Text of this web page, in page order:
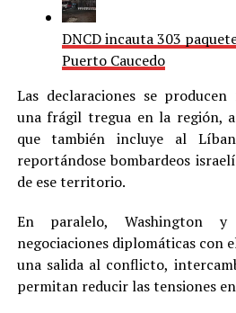
DNCD incauta 303
Puerto Caucedo
Las declaraciones se
una frágil tregua en la región,
que también incluye al
reportándose bombardeos
de ese territorio.
En paralelo, Washington y
negociaciones diplomáticas con
una salida al conflicto,
permitan reducir las tensiones